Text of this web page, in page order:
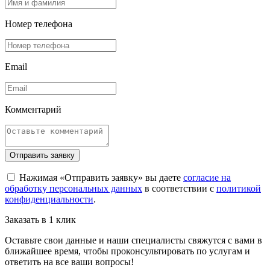
Номер телефона
Email
Комментарий
Отправить заявку
Нажимая «Отправить заявку» вы даете согласие на
обработку персональных данных в соответствии с политикой
конфиденциальности.
Заказать в 1 клик
Оставьте свои данные и наши специалисты свяжутся с вами в
ближайшее время, чтобы проконсультировать по услугам и
ответить на все ваши вопросы!